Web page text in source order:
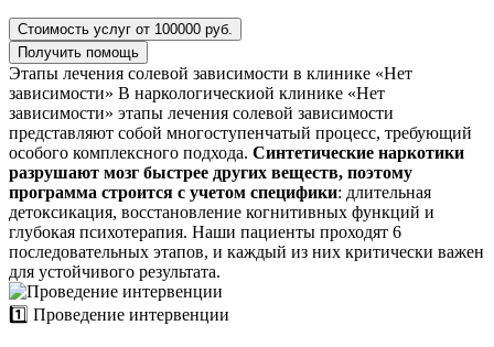
Стоимость услуг от 100000 руб.
Получить помощь
Этапы лечения солевой зависимости в клинике «Нет
зависимости» В наркологическиой клинике «Нет
зависимости» этапы лечения солевой зависимости
представляют собой многоступенчатый процесс, требующий
особого комплексного подхода. Синтетические наркотики
разрушают мозг быстрее других веществ, поэтому
программа строится с учетом специфики: длительная
детоксикация, восстановление когнитивных функций и
глубокая психотерапия. Наши пациенты проходят 6
последовательных этапов, и каждый из них критически важен
для устойчивого результата.
1️⃣ Проведение интервенции